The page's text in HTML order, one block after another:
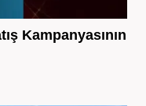
Kampanyasının